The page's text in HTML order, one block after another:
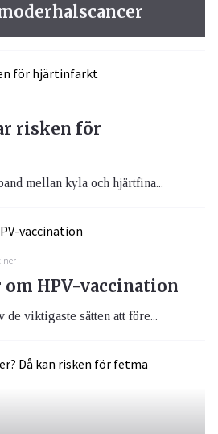
risken för
mellan kyla och hjärtfina...
om HPV-vaccination
de viktigaste sätten att före...